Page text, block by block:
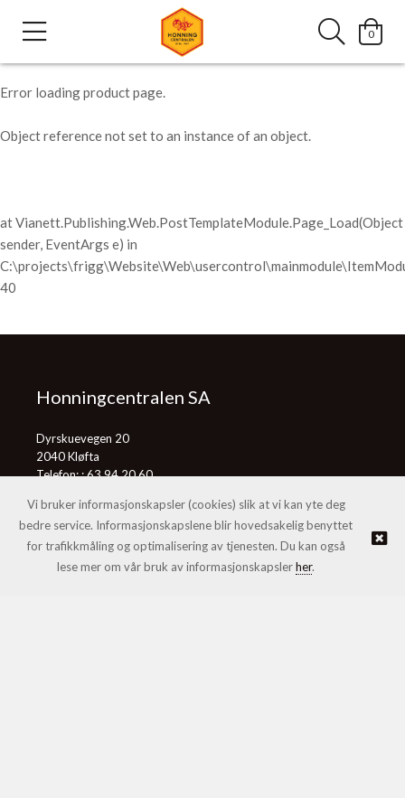
0
Error loading product page.
Object reference not set to an instance of an object.
at Vianett.Publishing.Web.PostTemplateModule.Page_Load(Object
sender, EventArgs e) in
40
Honningcentralen SA
Dyrskuevegen 20
2040 Kløfta
Telefon: :63 94 20 60
© Honningcentralen SA |Nettbutikk levert av Kréatif
Vi bruker informasjonskapsler (cookies) slik at vi kan yte deg
bedre service. Informasjonskapslene blir hovedsakelig benyttet
for trafikkmåling og optimalisering av tjenesten. Du kan også
lese mer om vår bruk av informasjonskapslerher.